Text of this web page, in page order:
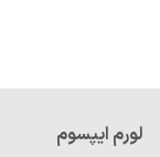
ایپسوم